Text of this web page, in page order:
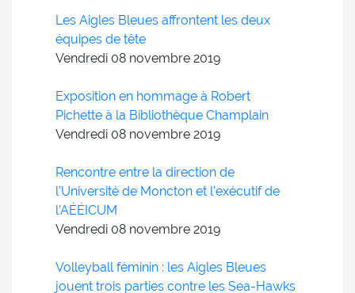
Les Aigles Bleues affrontent les deux
équipes de tête
Vendredi 08 novembre 2019
Exposition en hommage à Robert
Pichette à la Bibliothèque Champlain
Vendredi 08 novembre 2019
Rencontre entre la direction de
l’Université de Moncton et l’exécutif de
l’AÉÉICUM
Vendredi 08 novembre 2019
Volleyball féminin : les Aigles Bleues
jouent trois parties contre les Sea-Hawks